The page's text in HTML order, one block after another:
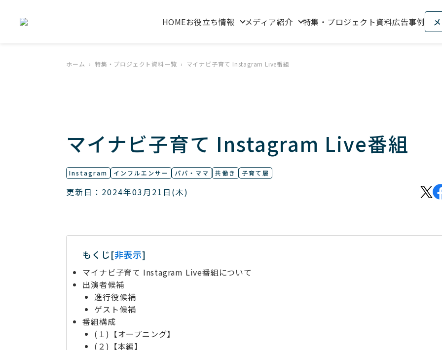
HOMEお役立ち情報 メディア紹介 特集・プロジェクト資料広告事例
ホーム 特集・プロジェクト資料一覧 マイナビ子育て Instagram Live番組
マイナビ子育て Instagram Live番組
Instagram インフルエンサー パパ・ママ 共働き 子育て層
更新日：2024年03月21日(木)
もくじ[非表示]
マイナビ子育て Instagram Live番組について
出演者候補
進行役候補
ゲスト候補
番組構成
(１)【オープニング】
(２)【本編】